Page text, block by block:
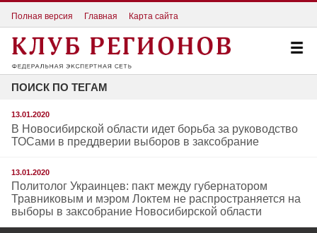
Полная версия Главная Карта сайта
ПОИСК ПО ТЕГАМ
13.01.2020
В Новосибирской области идет борьба за руководство
ТОСами в преддверии выборов в заксобрание
13.01.2020
Политолог Украинцев: пакт между губернатором
Травниковым и мэром Локтем не распространяется на
выборы в заксобрание Новосибирской области